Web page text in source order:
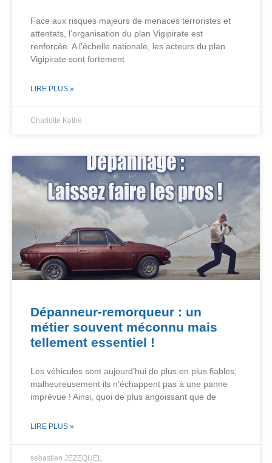
Face aux risques majeurs de menaces terroristes et
attentats, l’organisation du plan Vigipirate est
renforcée. A l’échelle nationale, les acteurs du plan
Vigipirate sont fortement
LIRE PLUS »
Charlotte Kothé
Dépanneur-remorqueur : un
métier souvent méconnu mais
tellement essentiel !
Les véhicules sont aujourd’hui de plus en plus fiables,
malheureusement ils n’échappent pas à une panne
imprévue ! Ainsi, quoi de plus angoissant que de
LIRE PLUS »
sebastien JEZEQUEL